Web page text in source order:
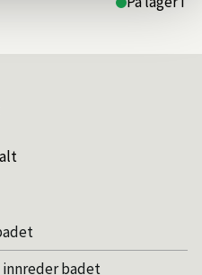
innreder badet